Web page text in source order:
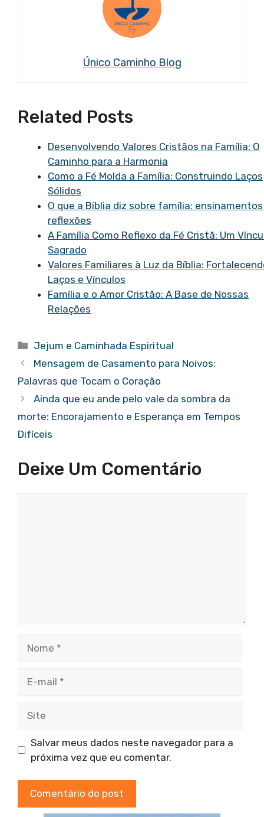
Único Caminho Blog
Related Posts
Desenvolvendo Valores Cristãos na Família: O
Caminho para a Harmonia
Como a Fé Molda a Família: Construindo Laços
Sólidos
O que a Bíblia diz sobre família:
reflexões
A Família Como Reflexo da Fé Cristã: Um
Sagrado
Valores Familiares à Luz da Bíblia:
Laços e Vínculos
Família e o Amor Cristão: A Base de Nossas
Relações
Categorias
Jejum e Caminhada Espiritual
Mensagem de Casamento para Noivos:
Palavras que Tocam o Coração
Ainda que eu ande pelo vale da sombra da
morte: Encorajamento e Esperança em Tempos
Difíceis
Deixe Um Comentário
mail
Salvar meus dados neste navegador para a
próxima vez que eu comentar.